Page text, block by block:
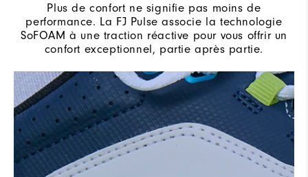
Plus de confort ne signifie pas moins de
performance. La FJ Pulse associe la technologie
SoFOAM à une traction réactive pour vous offrir un
confort exceptionnel, partie après partie.